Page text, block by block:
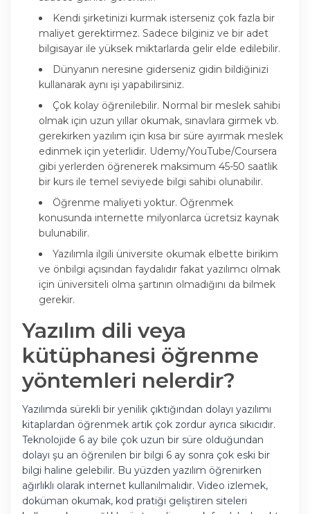
Kendi şirketinizi kurmak isterseniz çok fazla bir
maliyet gerektirmez. Sadece bilginiz ve bir adet
bilgisayar ile yüksek miktarlarda gelir elde edilebilir.
Dünyanın neresine giderseniz gidin bildiğinizi
kullanarak aynı işi yapabilirsiniz.
Çok kolay öğrenilebilir. Normal bir meslek sahibi
olmak için uzun yıllar okumak, sınavlara girmek vb.
gerekirken yazılım için kısa bir süre ayırmak meslek
edinmek için yeterlidir. Udemy/YouTube/Coursera
gibi yerlerden öğrenerek maksimum 45-50 saatlik
bir kurs ile temel seviyede bilgi sahibi olunabilir.
Öğrenme maliyeti yoktur. Öğrenmek
konusunda internette milyonlarca ücretsiz kaynak
bulunabilir.
Yazılımla ilgili üniversite okumak elbette birikim
ve önbilgi açısından faydalıdır fakat yazılımcı olmak
için üniversiteli olma şartının olmadığını da bilmek
gerekir.
Yazılım dili veya
kütüphanesi öğrenme
yöntemleri nelerdir?
Yazılımda sürekli bir yenilik çıktığından dolayı yazılımı
kitaplardan öğrenmek artık çok zordur ayrıca sıkıcıdır.
Teknolojide 6 ay bile çok uzun bir süre olduğundan
dolayı şu an öğrenilen bir bilgi 6 ay sonra çok eski bir
bilgi haline gelebilir. Bu yüzden yazılım öğrenirken
ağırlıklı olarak internet kullanılmalıdır. Video izlemek,
doküman okumak, kod pratiği geliştiren siteleri